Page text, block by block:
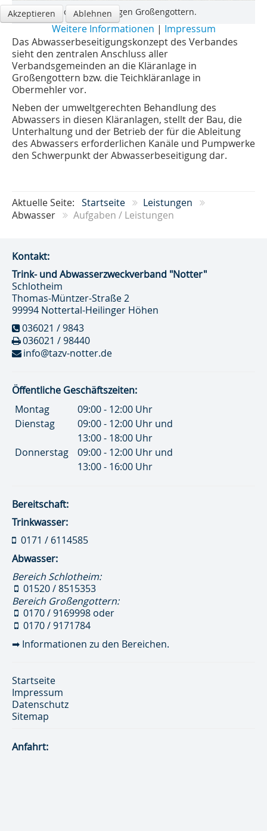
Nachklärbecken Kläranlagen Großengottern.
Das Abwasserbeseitigungskonzept des Verbandes
sieht den zentralen Anschluss aller
Verbandsgemeinden an die Kläranlage in
Großengottern bzw. die Teichkläranlage in
Obermehler vor.
Neben der umweltgerechten Behandlung des
Abwassers in diesen Kläranlagen, stellt der Bau, die
Unterhaltung und der Betrieb der für die Ableitung
des Abwassers erforderlichen Kanäle und Pumpwerke
den Schwerpunkt der Abwasserbeseitigung dar.
Aktuelle Seite: Startseite
Leistungen
Abwasser
Aufgaben / Leistungen
Kontakt:
Trink- und Abwasser­zweckverband "Notter"
Schlotheim
Thomas-Müntzer-Straße 2
99994 Nottertal-Heilinger Höhen
036021 / 9843
036021 / 98440
info@tazv-notter.de
Öffentliche Geschäftszeiten:
Montag
09:00 - 12:00 Uhr
Dienstag
09:00 - 12:00 Uhr und
13:00 - 18:00 Uhr
Donnerstag
09:00 - 12:00 Uhr und
13:00 - 16:00 Uhr
Bereitschaft:
Trinkwasser:
0171 / 6114585
Abwasser:
Bereich Schlotheim:
01520 / 8515353
Bereich Großengottern:
0170 / 9169998 oder
0170 / 9171784
➡ Informationen zu den Bereichen.
Startseite
Impressum
Datenschutz
Sitemap
Anfahrt:
Akzeptieren Ablehnen
Weitere Informationen | Impressum